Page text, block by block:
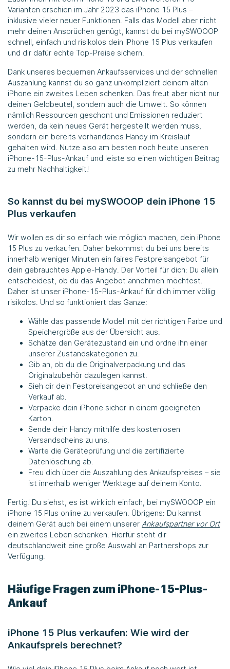
Varianten erschien im Jahr 2023 das iPhone 15 Plus –
inklusive vieler neuer Funktionen. Falls das Modell aber nicht
mehr deinen Ansprüchen genügt, kannst du bei mySWOOOP
schnell, einfach und risikolos dein iPhone 15 Plus verkaufen
und dir dafür echte Top-Preise sichern.
Dank unseres bequemen Ankaufsservices und der schnellen
Auszahlung kannst du so ganz unkompliziert deinem alten
iPhone ein zweites Leben schenken. Das freut aber nicht nur
deinen Geldbeutel, sondern auch die Umwelt. So können
nämlich Ressourcen geschont und Emissionen reduziert
werden, da kein neues Gerät hergestellt werden muss,
sondern ein bereits vorhandenes Handy im Kreislauf
gehalten wird. Nutze also am besten noch heute unseren
iPhone-15-Plus-Ankauf und leiste so einen wichtigen Beitrag
zu mehr Nachhaltigkeit!
So kannst du bei mySWOOOP dein iPhone 15
Plus verkaufen
Wir wollen es dir so einfach wie möglich machen, dein iPhone
15 Plus zu verkaufen. Daher bekommst du bei uns bereits
innerhalb weniger Minuten ein faires Festpreisangebot für
dein gebrauchtes Apple-Handy. Der Vorteil für dich: Du allein
entscheidest, ob du das Angebot annehmen möchtest.
Daher ist unser iPhone-15-Plus-Ankauf für dich immer völlig
risikolos. Und so funktioniert das Ganze:
Wähle das passende Modell mit der richtigen Farbe und
Speichergröße aus der Übersicht aus.
Schätze den Gerätezustand ein und ordne ihn einer
unserer Zustandskategorien zu.
Gib an, ob du die Originalverpackung und das
Originalzubehör dazulegen kannst.
Sieh dir dein Festpreisangebot an und schließe den
Verkauf ab.
Verpacke dein iPhone sicher in einem geeigneten
Karton.
Sende dein Handy mithilfe des kostenlosen
Versandscheins zu uns.
Warte die Geräteprüfung und die zertifizierte
Datenlöschung ab.
Freu dich über die Auszahlung des Ankaufspreises – sie
ist innerhalb weniger Werktage auf deinem Konto.
Fertig! Du siehst, es ist wirklich einfach, bei mySWOOOP ein
iPhone 15 Plus online zu verkaufen. Übrigens: Du kannst
deinem Gerät auch bei einem unserer Ankaufspartner vor Ort
ein zweites Leben schenken. Hierfür steht dir
deutschlandweit eine große Auswahl an Partnershops zur
Verfügung.
Häufige Fragen zum iPhone-15-Plus-
Ankauf
iPhone 15 Plus verkaufen: Wie wird der
Ankaufspreis berechnet?